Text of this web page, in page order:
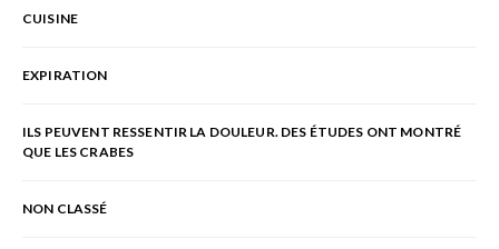
CUISINE
EXPIRATION
ILS PEUVENT RESSENTIR LA DOULEUR. DES ÉTUDES ONT MONTRÉ
QUE LES CRABES
NON CLASSÉ